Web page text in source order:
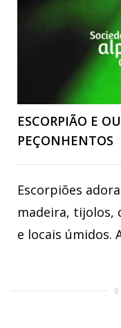
ESCORPIÃO E
PEÇONHENTOS
Escorpiões
madeira, tijolos,
e locais úmidos.